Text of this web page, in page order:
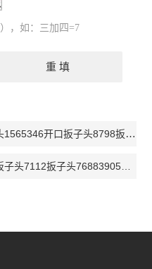
，如：三加四=7
开口扳子头8798扳子头1565427
扳子头76883905扳子头7689440